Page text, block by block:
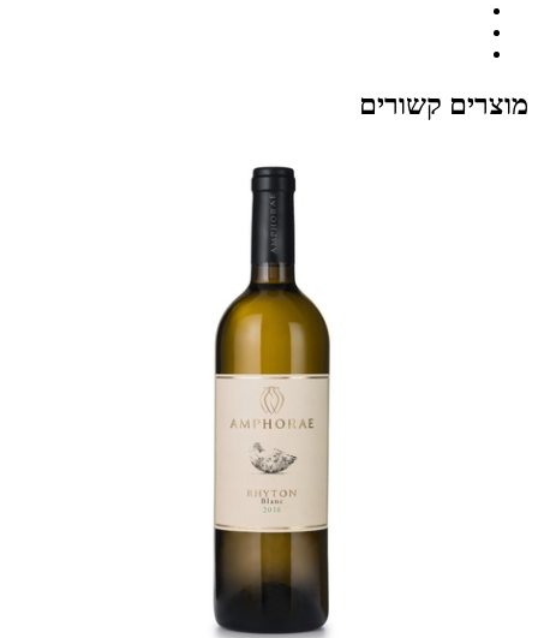
מוצרים קשורים